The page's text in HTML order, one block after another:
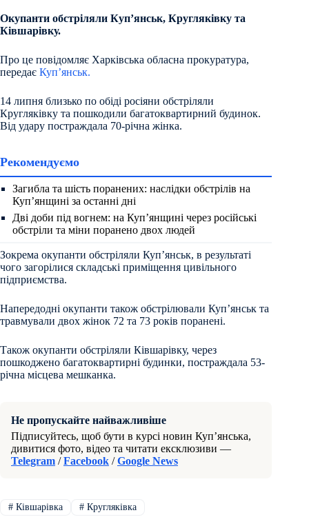
Окупанти обстріляли Купʼянськ, Кругляківку та
Ківшарівку.
Про це повідомляє Харківська обласна прокуратура,
передає Куп’янськ.
14 липня близько по обіді росіяни обстріляли
Кругляківку та пошкодили багатоквартирний будинок.
Від удару постраждала 70-річна жінка.
Рекомендуємо
Загибла та шість поранених: наслідки обстрілів на
Куп’янщині за останні дні
Дві доби під вогнем: на Куп’янщині через російські
обстріли та міни поранено двох людей
Зокрема окупанти обстріляли Купʼянськ, в результаті
чого загорілися складські приміщення цивільного
підприємства.
Напередодні окупанти також обстрілювали Купʼянськ та
травмували двох жінок 72 та 73 років поранені.
Також окупанти обстріляли Ківшарівку, через
пошкоджено багатоквартирні будинки, постраждала 53-
річна місцева мешканка.
Не пропускайте найважливіше
Підписуйтесь, щоб бути в курсі новин Куп’янська,
дивитися фото, відео та читати ексклюзиви —
Telegram /Facebook /Google News
#Ківшарівка #Кругляківка